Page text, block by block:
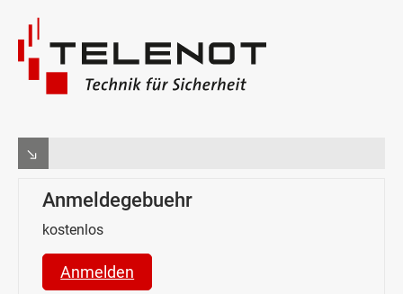
Anmeldegebuehr
kostenlos
Anmelden